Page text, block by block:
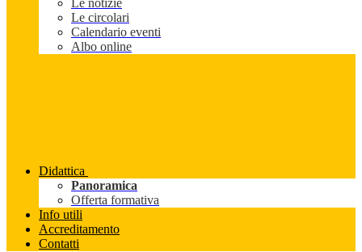
Le notizie
Le circolari
Calendario eventi
Albo online
Didattica
Panoramica
Offerta formativa
Info utili
Accreditamento
Contatti